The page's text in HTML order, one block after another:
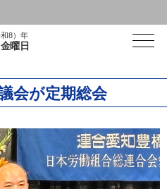
8）年
曜日
会が定期総会